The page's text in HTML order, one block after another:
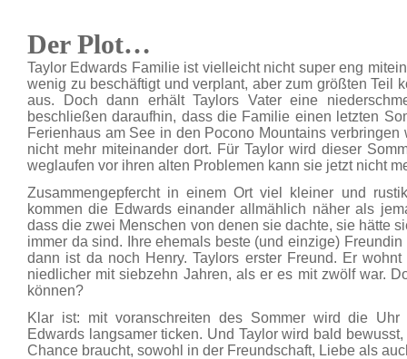
Der Plot…
Taylor Edwards Familie ist vielleicht nicht super eng
wenig zu beschäftigt und verplant, aber zum größten Teil
aus. Doch dann erhält Taylors Vater eine
beschließen daraufhin, dass die Familie einen letzten
Ferienhaus am See in den Pocono Mountains
nicht mehr miteinander dort. Für Taylor wird dieser
weglaufen vor ihren alten Problemen kann sie jetzt nicht
Zusammengepfercht in einem Ort viel kleiner und
kommen die Edwards einander allmählich näher als
dass die zwei Menschen von denen sie dachte, sie hätte
immer da sind. Ihre ehemals beste (und einzige)
dann ist da noch Henry. Taylors erster Freund. Er
niedlicher mit siebzehn Jahren, als er es mit zwölf war.
können?
Klar ist: mit voranschreiten des Sommer wird die Uhr
Edwards langsamer ticken. Und Taylor wird bald
Chance braucht, sowohl in der Freundschaft, Liebe als